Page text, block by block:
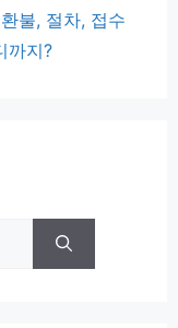
불, 절차, 접수
까지?